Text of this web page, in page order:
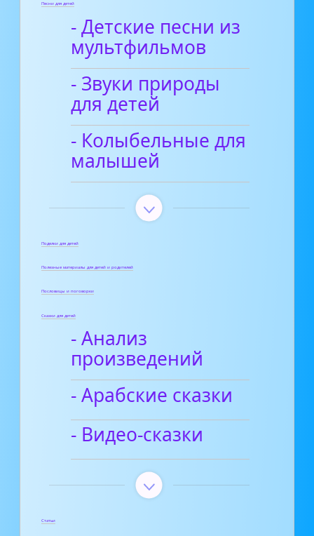
Песни для детей
- Детские песни из
мультфильмов
- Звуки природы
для детей
- Колыбельные для
малышей
Поделки для детей
Полезные материалы для детей и родителей
Пословицы и поговорки
Сказки для детей
- Анализ
произведений
- Арабские сказки
- Видео-сказки
Статьи